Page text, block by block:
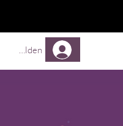
Anmelden